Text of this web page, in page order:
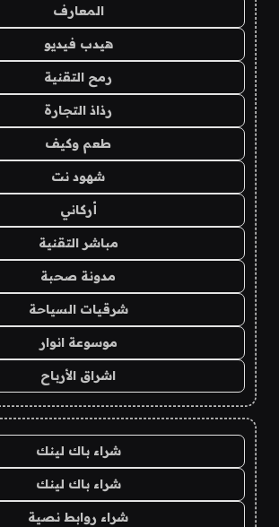
المعارف
هيدب فيديو
رمح التقنية
رذاذ التجارة
طعم وكيف
شهود نت
أركاني
مباشر التقنية
مدونة صحبة
شرقيات السياحة
موسوعة انوار
اشراق الأرباح
شراء باك لينك
شراء باك لينك
شراء روابط نصية